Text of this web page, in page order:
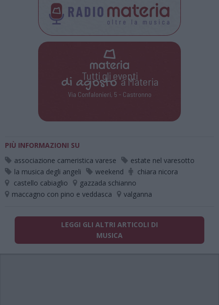
Tutti gli eventi
di agostoa Materia
Via Confalonieri, 5 - Castronno
PIÙ INFORMAZIONI SU
associazione cameristica varese
estate nel varesotto
la musica degli angeli
weekend
chiara nicora
castello cabiaglio
gazzada schianno
maccagno con pino e veddasca
valganna
LEGGI GLI ALTRI ARTICOLI DI
MUSICA